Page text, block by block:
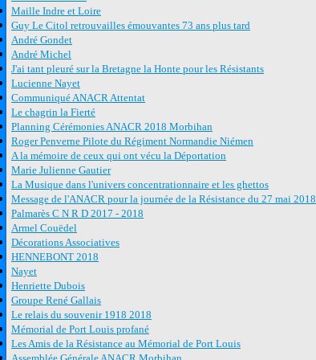
Maille Indre et Loire
Guy Le Citol retrouvailles émouvantes 73 ans plus tard
André Gondet
André Michel
J'ai tant pleuré sur la Bretagne la Honte pour les Résistants
Lucienne Nayet
Communiqué ANACR Attentat
Le chagrin la Fierté
Planning Cérémonies ANACR 2018 Morbihan
Roger Penverne Pilote du Régiment Normandie Niémen
A la mémoire de ceux qui ont vécu la Déportation
Marie Julienne Gautier
La Musique dans l'univers concentrationnaire et les ghettos
Message de l'ANACR pour la journée de la Résistance du 27 mai 2018
Palmarès C N R D 2017 - 2018
Armel Couëdel
Décorations Associatives
HENNEBONT 2018
Nayet
Henriette Dubois
Groupe René Gallais
Le relais du souvenir 1918 2018
Mémorial de Port Louis profané
Les Amis de la Résistance au Mémorial de Port Louis